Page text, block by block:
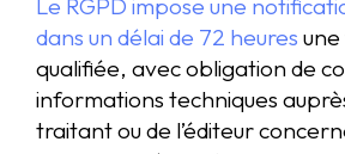
Le RGPD impose une
dans un délai de 72 heures
qualifiée, avec obligation de
informations techniques
traitant ou de l’éditeur